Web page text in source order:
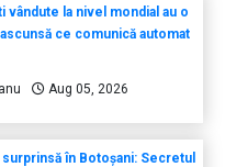
vândute la nivel mondial au o
ce comunică automat
Aug 05, 2026
surprinsă în Botoșani: Secretul